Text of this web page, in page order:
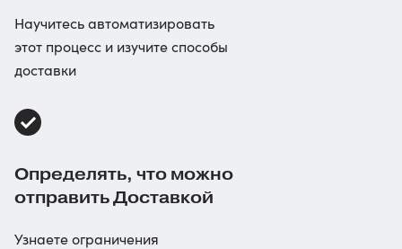
Научитесь автоматизировать
этот процесс и изучите способы
доставки
Определять, что можно
отправить Доставкой
Узнаете ограничения